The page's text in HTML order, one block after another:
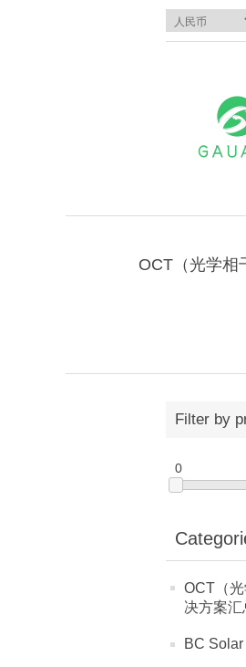
OCT（光学相
Filter by
0
OCT（
决方案汇
BC